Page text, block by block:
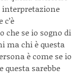
interpretazione
che se io sogno di
ma chi è questa
è come se io
questa sarebbe